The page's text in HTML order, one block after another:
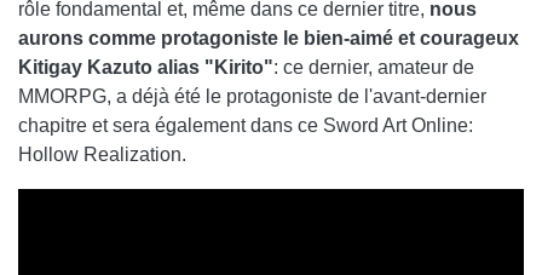
rôle fondamental et, même dans ce dernier titre, nous
aurons comme protagoniste le bien-aimé et courageux
Kitigay Kazuto alias "Kirito": ce dernier, amateur de
MMORPG, a déjà été le protagoniste de l'avant-dernier
chapitre et sera également dans ce Sword Art Online:
Hollow Realization.